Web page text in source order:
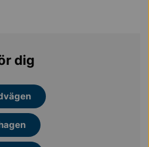
dig